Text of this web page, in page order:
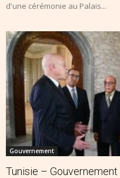
d'une cérémonie au Palais...
Gouvernement
Tunisie – Gouvernement